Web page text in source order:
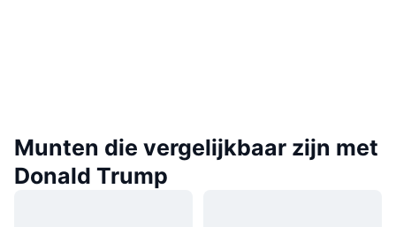
Munten die vergelijkbaar zijn met
Donald Trump